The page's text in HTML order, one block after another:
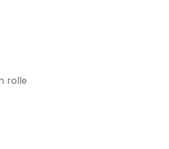
rolle